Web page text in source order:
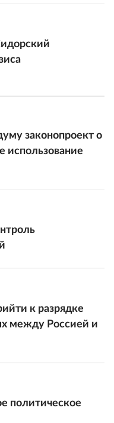
законопроект о
использование
к разрядке
между Россией и
политическое